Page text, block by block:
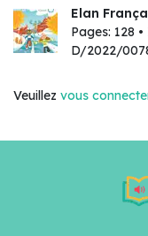
Elan
Pages: 128
D/2022/
Veuillez vous